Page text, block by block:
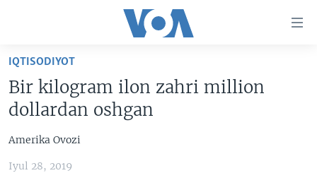
Boshiga
qayting
Qidiruvga
o'ting
AMERIKA
IQTISODIYOT
Bir kilogram ilon zahri million
dollardan oshgan
Amerika Ovozi
Iyul 28, 2019